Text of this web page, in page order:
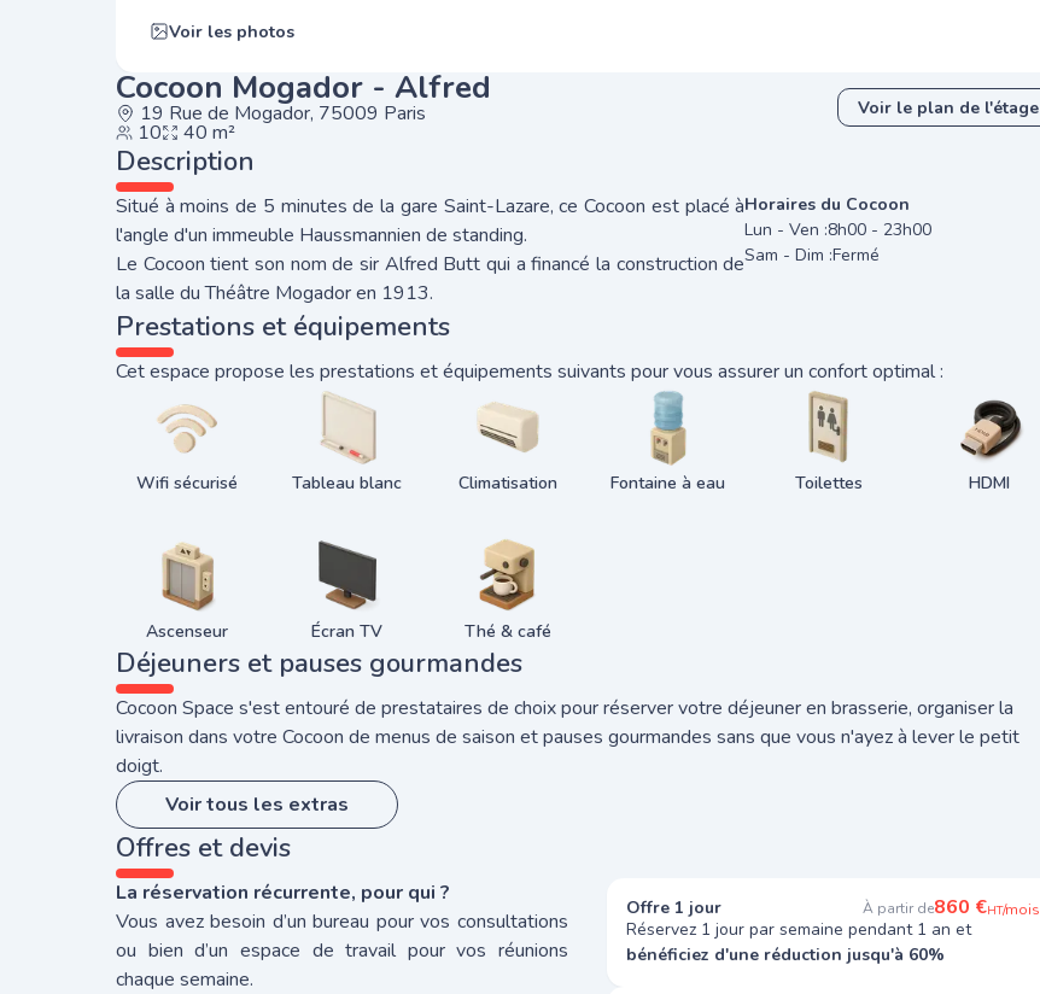
Voir les photos
Cocoon Mogador - Alfred
19 Rue de Mogador, 75009 Paris
10 40 m²
Voir le plan de l'étage
Description
Situé à moins de 5 minutes de la gare Saint-Lazare, ce Cocoon est placé à
l'angle d'un immeuble Haussmannien de standing.
Le Cocoon tient son nom de sir Alfred Butt qui a financé la construction de
la salle du Théâtre Mogador en 1913.
Horaires du Cocoon
Lun - Ven :8h00 - 23h00
Sam - Dim :Fermé
Prestations et équipements
Cet espace propose les prestations et équipements suivants pour vous assurer un confort optimal :
Wifi sécurisé Tableau blanc Climatisation Fontaine à eau Toilettes HDMI
Ascenseur Écran TV Thé & café
Déjeuners et pauses gourmandes
Cocoon Space s'est entouré de prestataires de choix pour réserver votre déjeuner en brasserie, organiser la
livraison dans votre Cocoon de menus de saison et pauses gourmandes sans que vous n'ayez à lever le petit
doigt.
Voir tous les extras
Offres et devis
La réservation récurrente, pour qui ?
Vous avez besoin d’un bureau pour vos consultations
ou bien d’un espace de travail pour vos réunions
chaque semaine.
Offre 1 jour À partir de860 €HT/mois
Réservez 1 jour par semaine pendant 1 an et
bénéficiez d'une réduction jusqu'à 60%